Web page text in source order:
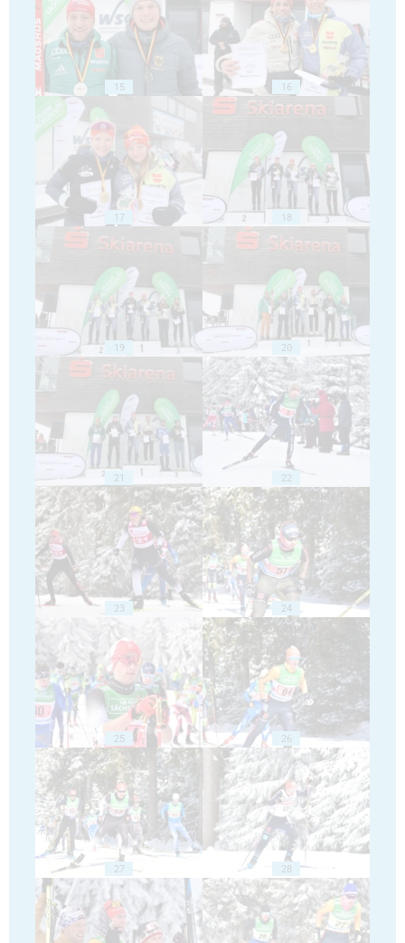
15 16
17 18
19 20
21 22
23 24
25 26
27 28